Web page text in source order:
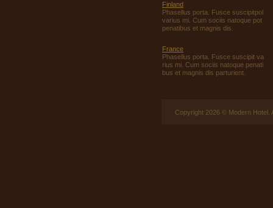
Finland
Phasellus porta. Fusce suscipitpol
varius mi. Cum sociis natoque pot
penatibus et magnis dis.
France
Phasellus porta. Fusce suscipit va
rius mi. Cum sociis natoque penati
bus et magnis dis parturient.
Copyright 2026 © Modern